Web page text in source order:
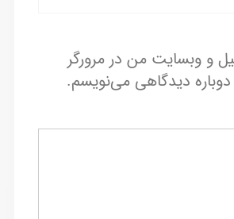
و وبسایت من در مرورگر
دوباره دیدگاهی می‌نویسم.